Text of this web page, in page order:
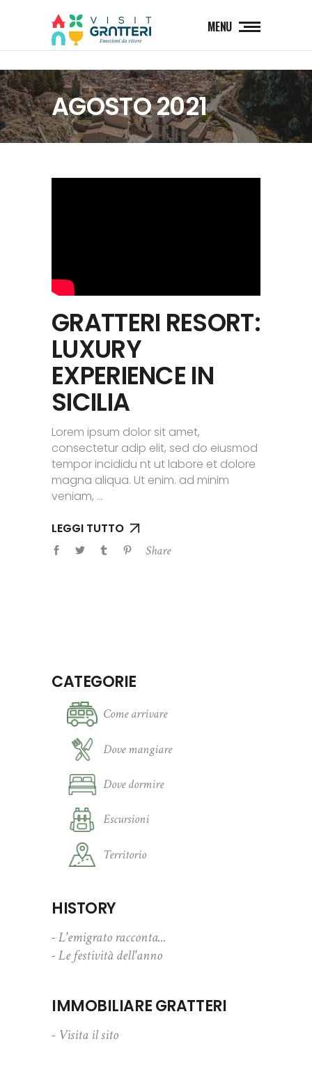
MENU
AGOSTO 2021
GRATTERI RESORT:
LUXURY
EXPERIENCE IN
SICILIA
Lorem ipsum dolor sit amet,
consectetur adip elit, sed do eiusmod
tempor incididu nt ut labore et dolore
magna aliqua. Ut enim. ad minim
veniam,
LEGGI TUTTO
Share
CATEGORIE
Come arrivare
Dove mangiare
Dove dormire
Escursioni
Territorio
HISTORY
- L'emigrato racconta...
- Le festività dell'anno
IMMOBILIARE GRATTERI
- Visita il sito